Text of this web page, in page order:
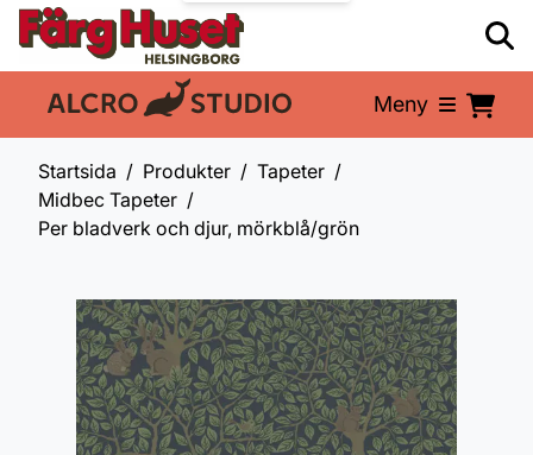
En del av: Meny
Startsida Produkter
Tapeter
Midbec Tapeter
Per bladverk och djur, mörkblå/grön